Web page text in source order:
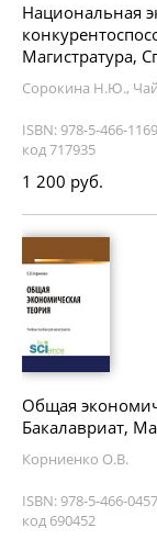
Национальная
Магистратура,
Сорокина Н.Ю.,
ISBN: 978-5-466-
код 717935
1 200 руб.
Общая
Бакалавриат,
Корниенко О.В.
ISBN: 978-5-466-
код 690452